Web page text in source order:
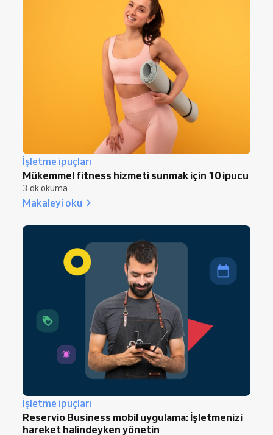
İşletme ipuçları
Mükemmel fitness hizmeti sunmak için 10 ipucu
3 dk okuma
Makaleyi oku
İşletme ipuçları
Reservio Business mobil uygulama: İşletmenizi
hareket halindeyken yönetin